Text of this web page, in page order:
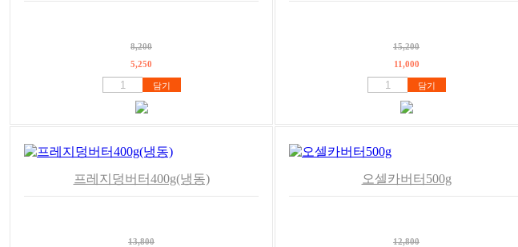
8,200
5,250
담기
15,200
11,000
담기
프레지덩버터400g(냉동)
13,800
오셀카버터500g
12,800